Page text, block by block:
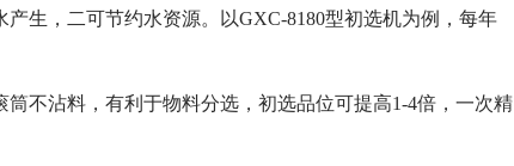
生，二可节约水资源。以GXC-8180型初选机为例，每年
不沾料，有利于物料分选，初选品位可提高1-4倍，一次精